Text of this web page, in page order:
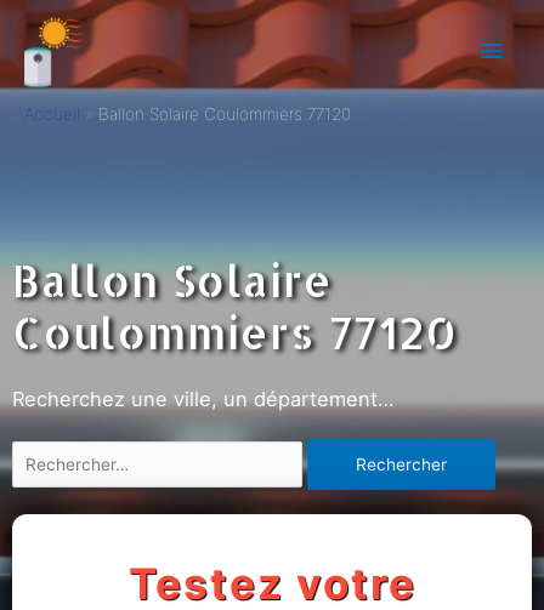
Accueil Ballon Solaire Coulommiers 77120
Ballon Solaire
Coulommiers 77120
Recherchez une ville, un département…
Testez votre